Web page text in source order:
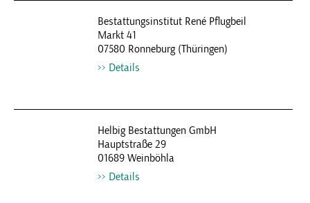
Bestattungsinstitut René Pflugbeil
Markt 41
07580 Ronneburg (Thüringen)
Details
Helbig Bestattungen GmbH
Hauptstraße 29
01689 Weinböhla
Details